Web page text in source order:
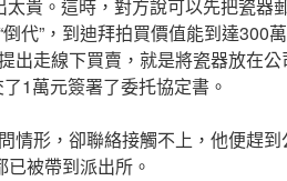
貴。這時，對方說可以先把瓷器
代”，到迪拜拍買價值能到達300
出走線下買賣，就是將瓷器放在
1萬元簽署了委托協定書。
情形，卻聯絡接觸不上，他便趕
被帶到派出所。